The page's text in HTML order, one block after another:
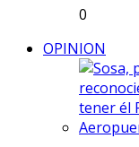
0
OPINION